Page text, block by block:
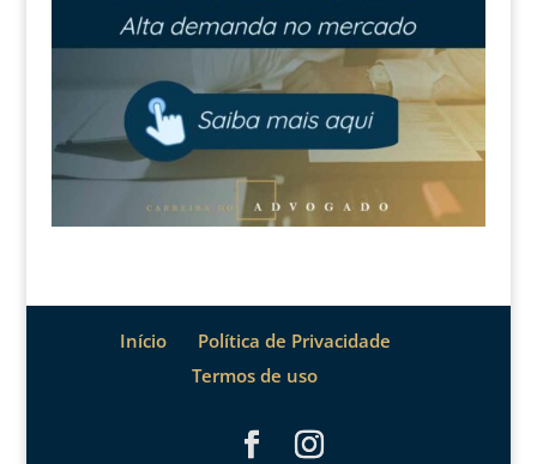
Início
Política de Privacidade
Termos de uso